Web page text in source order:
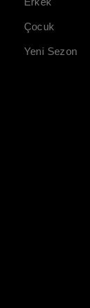
Çocuk
Yeni Sezon